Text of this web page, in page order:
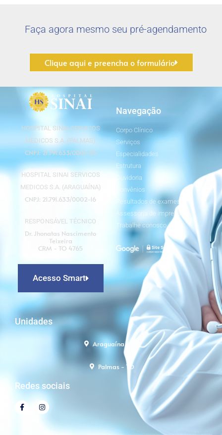
Faça agora mesmo seu pré-agendamento
Clique aqui e preencha o formulário
HOSPITAL SINAI SERVICOS
MEDICOS S.A. (PALMAS)
CNPJ: 21.791.633/0001-35
HOSPITAL SINAI SERVICOS
MEDICOS S.A. (ARAGUAÍNA)
CNPJ: 21.791.633/0002-16
RESPONSÁVEL TÉCNICO
Dr. Jhonatas Nascimento
Teixeira
CRM - TO 4765
Acesso Smart
Navegação
Corpo Clínico
Serviços
Especialidades
Estrutura
Ouvidoria
Convênios
Resultados de exames
Assessoria de imprensa
Trabalhe conosco
Unidades
Araguaína - TO
Palmas - TO
Redes sociais